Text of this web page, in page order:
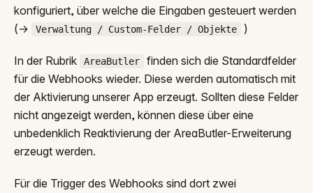
konfiguriert, über welche die Eingaben gesteuert werden
(→
Verwaltung / Custom-Felder / Objekte )
In der Rubrik AreaButler
finden sich die Standardfelder
für die Webhooks wieder. Diese werden automatisch mit
der Aktivierung unserer App erzeugt. Sollten diese Felder
nicht angezeigt werden, können diese über eine
unbedenklich Reaktivierung der AreaButler-Erweiterung
erzeugt werden.
Für die Trigger des Webhooks sind dort zwei